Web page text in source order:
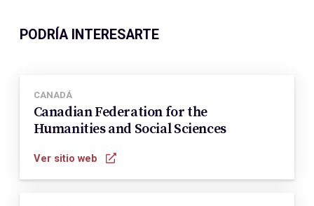
PODRÍA INTERESARTE
CANADÁ
Canadian Federation for the
Humanities and Social Sciences
Ver sitio web